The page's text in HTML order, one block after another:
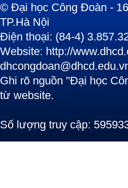
© Đại học Công Đoàn -
TP.Hà Nội
Điện thoại: (84-4)
Website: http://
Ghi rõ nguồn "Đại học
từ website.
Số lượng truy cập: